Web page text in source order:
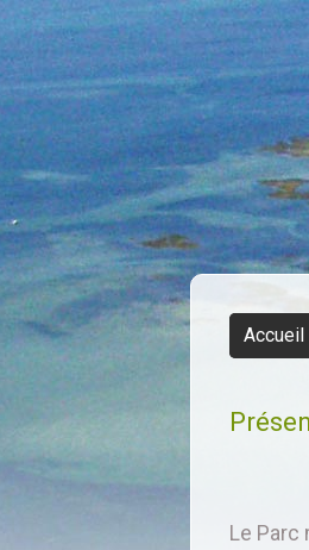
Accueil
Le Parc